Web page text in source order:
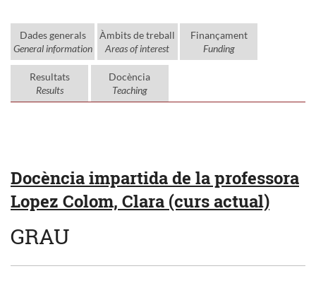
Dades generals
General information
Àmbits de treball
Areas of interest
Finançament
Funding
Resultats
Results
Docència
Teaching
Docència impartida de la professora
Lopez Colom, Clara (curs actual)
GRAU